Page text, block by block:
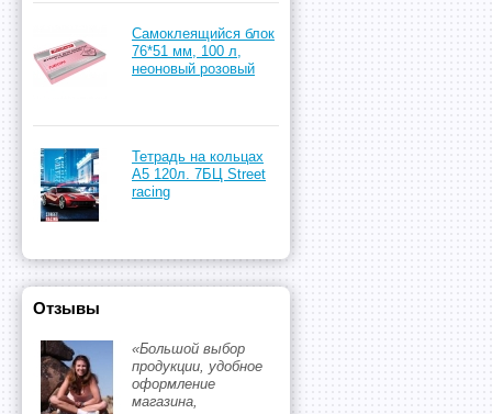
Самоклеящийся блок
76*51 мм, 100 л,
неоновый розовый
Тетрадь на кольцах
А5 120л. 7БЦ Street
racing
Отзывы
«Большой выбор
продукции, удобное
оформление
магазина,